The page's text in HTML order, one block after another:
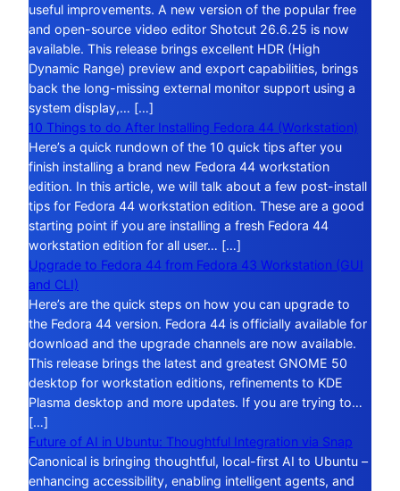
useful improvements. A new version of the popular free
and open-source video editor Shotcut 26.6.25 is now
available. This release brings excellent HDR (High
Dynamic Range) preview and export capabilities, brings
back the long-missing external monitor support using a
system display,… […]
10 Things to do After Installing Fedora 44 (Workstation)
Here’s a quick rundown of the 10 quick tips after you
finish installing a brand new Fedora 44 workstation
edition. In this article, we will talk about a few post-install
tips for Fedora 44 workstation edition. These are a good
starting point if you are installing a fresh Fedora 44
workstation edition for all user… […]
Upgrade to Fedora 44 from Fedora 43 Workstation (GUI
and CLI)
Here’s are the quick steps on how you can upgrade to
the Fedora 44 version. Fedora 44 is officially available for
download and the upgrade channels are now available.
This release brings the latest and greatest GNOME 50
desktop for workstation editions, refinements to KDE
Plasma desktop and more updates. If you are trying to…
[…]
Future of AI in Ubuntu: Thoughtful Integration via Snap
Canonical is bringing thoughtful, local-first AI to Ubuntu –
enhancing accessibility, enabling intelligent agents, and